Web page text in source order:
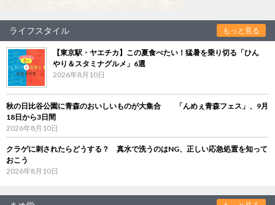
ライフスタイル もっと見る
【東京駅・ヤエチカ】この夏食べたい！猛暑を乗り切る「ひん
やり＆スタミナグルメ」6選
2026年8月10日
秋の日比谷公園に青森のおいしいものが大集合 「んめぇ青森フェス」、9月
18日から3日間
2026年8月10日
クラゲに刺されたらどうする？ 真水で洗うのはNG、正しい応急処置を知って
おこう
2026年8月10日